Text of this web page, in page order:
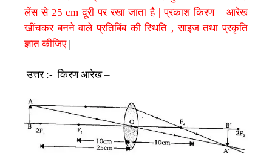
लेंस से25 cmदूरी पर रखा जाता है|प्रकाश किरण–आरेख
खींचकर बनने वाले प्रतिबिंब की स्थिति ,साइज तथा प्रकृति
ज्ञातकीजिए |
उत्तर:-किरणआरेख–